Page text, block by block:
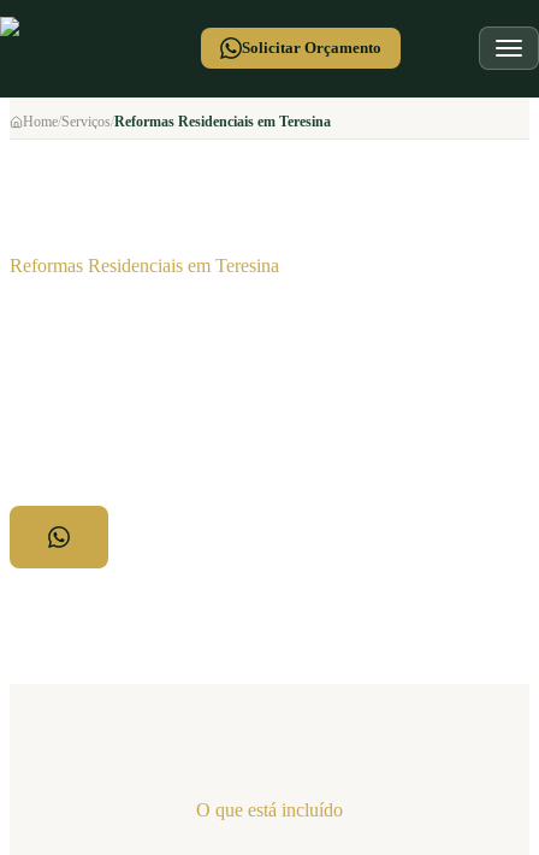
Solicitar Orçamento
Home/Serviços/Reformas Residenciais em Teresina
Reformas Residenciais em Teresina
O que está incluído